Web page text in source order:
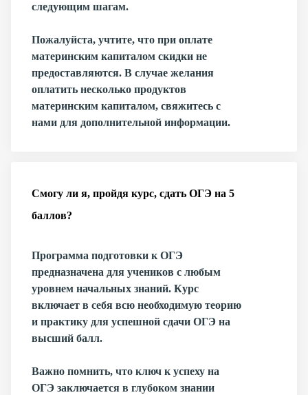
следующим шагам.
Пожалуйста, учтите, что при оплате
материнским капиталом скидки не
предоставляются. В случае желания
оплатить несколько продуктов
материнским капиталом, свяжитесь с
нами для дополнительной информации.
Смогу ли я, пройдя курс, сдать ОГЭ на 5
баллов?
Программа подготовки к ОГЭ
предназначена для учеников с любым
уровнем начальных знаний. Курс
включает в себя всю необходимую теорию
и практику для успешной сдачи ОГЭ на
высший балл.
Важно помнить, что ключ к успеху на
ОГЭ заключается в глубоком знании